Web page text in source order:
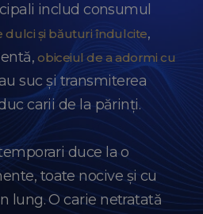
includ consumul
dulci și băuturi îndulcite,
obiceiul de a adormi cu
suc și transmiterea
carii de la părinți.
duce la o
toate nocive și cu
lung. O carie netratată